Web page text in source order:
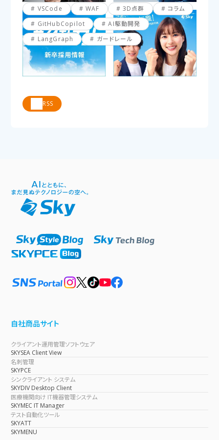
VSCode
WAF 3D点群
コラム
GitHubCopilot
AI駆動開発
LangGraph
ガードレール
RSS
自社商品サイト
クライアント運用管理ソフトウェア
SKYSEA Client View
名刺管理
SKYPCE
シンクライアント システム
SKYDIV Desktop Client
医療機関向け IT機器管理システム
SKYMEC IT Manager
テスト自動化ツール
SKYATT
SKYMENU